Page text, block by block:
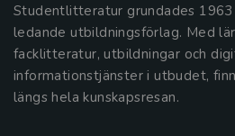
Studentlitteratur grundades 1963
ledande utbildningsförlag. Med
facklitteratur, utbildningar och
informationstjänster i utbudet,
längs hela kunskapsresan.